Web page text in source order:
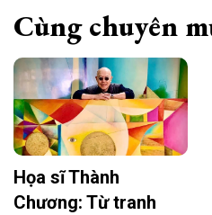
Cùng chuyên
Họa sĩ Thành
Chương: Từ tranh